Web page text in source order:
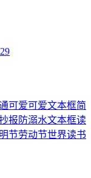
可爱可爱文本框简
报 防溺水文本框读
节劳动节世界读书